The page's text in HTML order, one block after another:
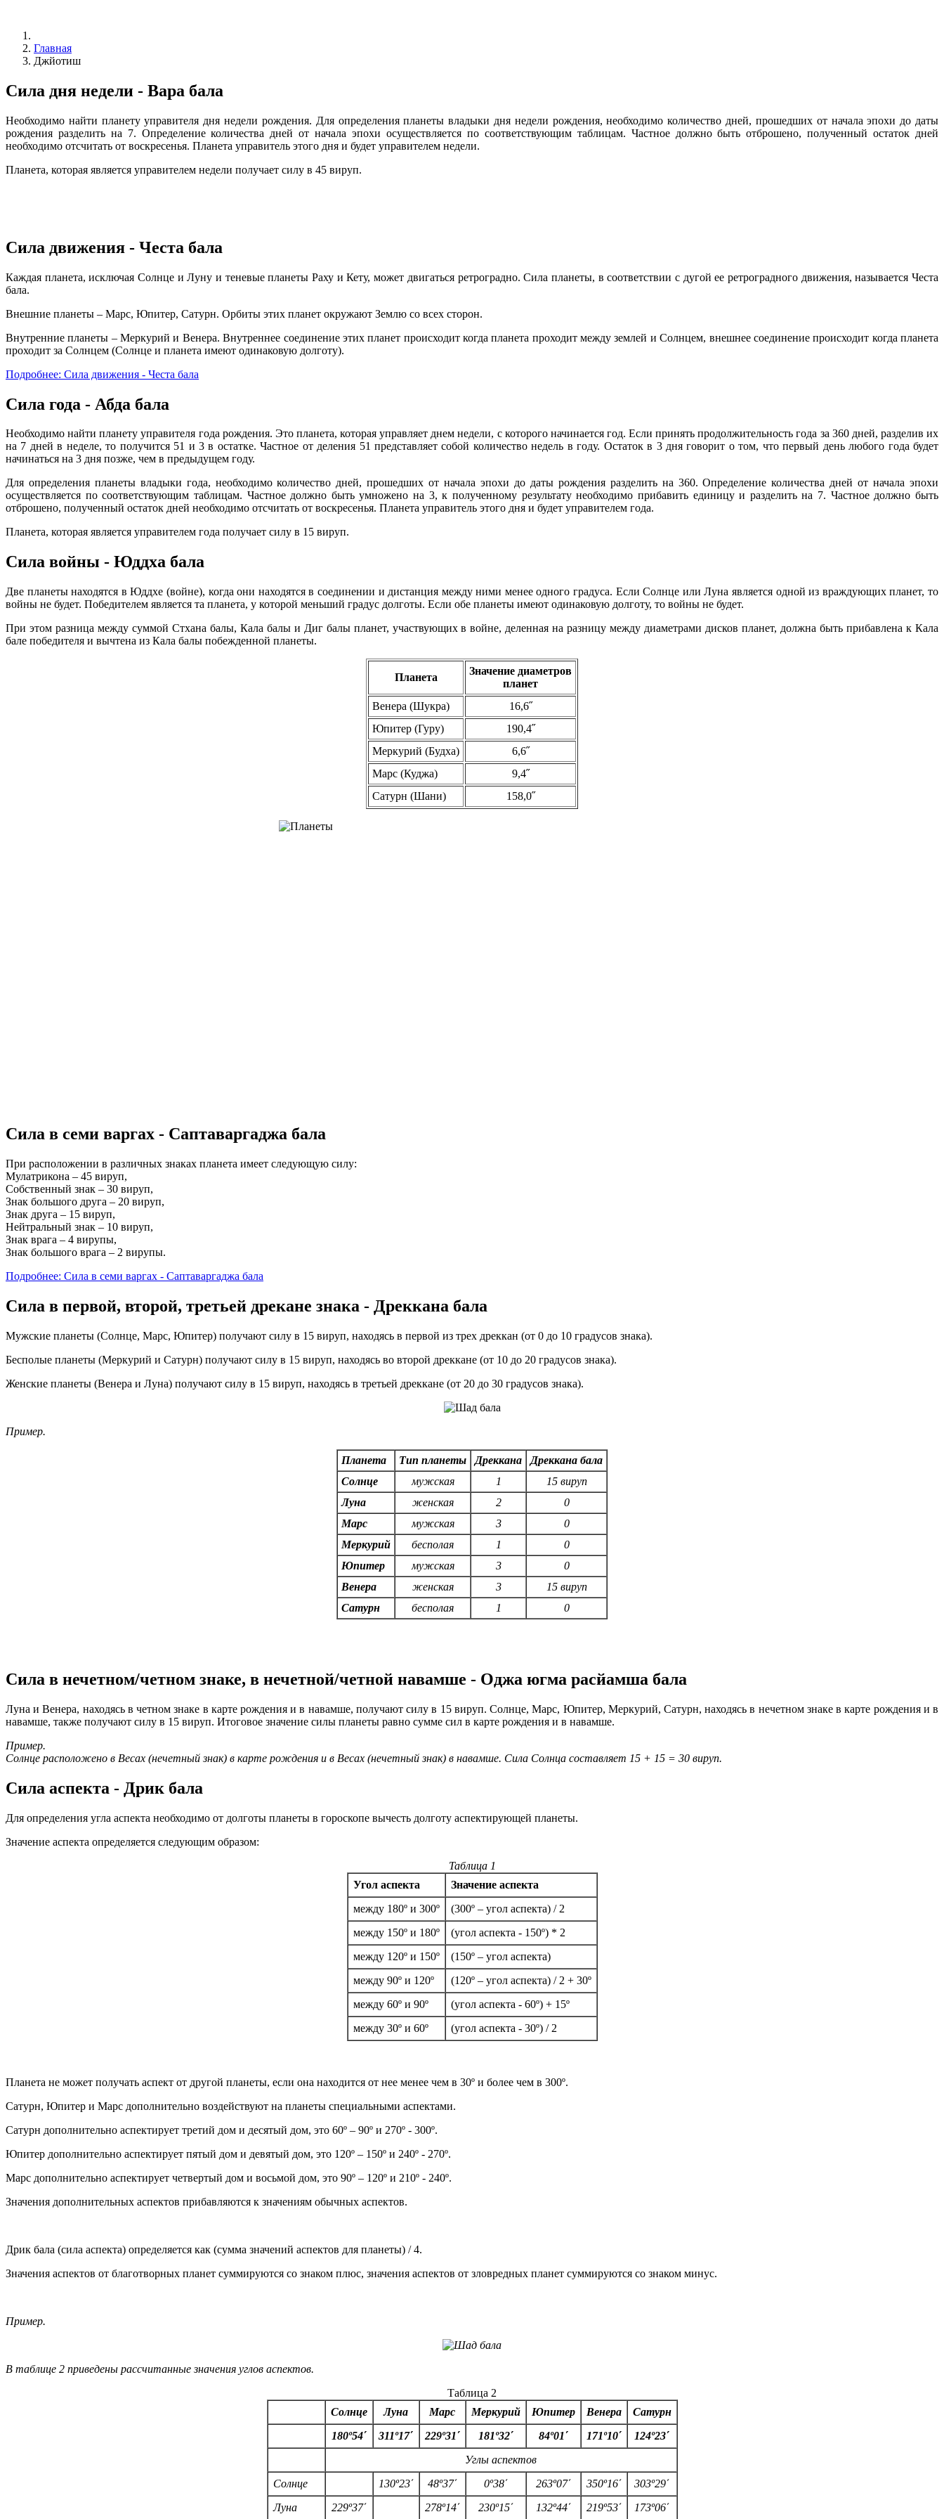
Главная
Джйотиш
Сила дня недели - Вара бала
Необходимо найти планету управителя дня недели рождения. Для определения планеты владыки дня недели рождения, необходимо количество дней, прошедших от начала эпохи до даты
рождения разделить на 7. Определение количества дней от начала эпохи осуществляется по соответствующим таблицам. Частное должно быть отброшено, полученный остаток дней
необходимо отсчитать от воскресенья. Планета управитель этого дня и будет управителем недели.
Планета, которая является управителем недели получает силу в 45 вируп.
Сила движения - Честа бала
Каждая планета, исключая Солнце и Луну и теневые планеты Раху и Кету, может двигаться ретроградно. Сила планеты, в соответствии с дугой ее ретроградного движения, называется Честа
бала.
Внешние планеты – Марс, Юпитер, Сатурн. Орбиты этих планет окружают Землю со всех сторон.
Внутренние планеты – Меркурий и Венера. Внутреннее соединение этих планет происходит когда планета проходит между землей и Солнцем, внешнее соединение происходит когда планета
проходит за Солнцем (Солнце и планета имеют одинаковую долготу).
Подробнее: Сила движения - Честа бала
Сила года - Абда бала
Необходимо найти планету управителя года рождения. Это планета, которая управляет днем недели, с которого начинается год. Если принять продолжительность года за 360 дней, разделив их
на 7 дней в неделе, то получится 51 и 3 в остатке. Частное от деления 51 представляет собой количество недель в году. Остаток в 3 дня говорит о том, что первый день любого года будет
начинаться на 3 дня позже, чем в предыдущем году.
Для определения планеты владыки года, необходимо количество дней, прошедших от начала эпохи до даты рождения разделить на 360. Определение количества дней от начала эпохи
осуществляется по соответствующим таблицам. Частное должно быть умножено на 3, к полученному результату необходимо прибавить единицу и разделить на 7. Частное должно быть
отброшено, полученный остаток дней необходимо отсчитать от воскресенья. Планета управитель этого дня и будет управителем года.
Планета, которая является управителем года получает силу в 15 вируп.
Сила войны - Юддха бала
Две планеты находятся в Юддхе (войне), когда они находятся в соединении и дистанция между ними менее одного градуса. Если Солнце или Луна является одной из враждующих планет, то
войны не будет. Победителем является та планета, у которой меньший градус долготы. Если обе планеты имеют одинаковую долготу, то войны не будет.
При этом разница между суммой Стхана балы, Кала балы и Диг балы планет, участвующих в войне, деленная на разницу между диаметрами дисков планет, должна быть прибавлена к Кала
бале победителя и вычтена из Кала балы побежденной планеты.
Планета
Значение диаметров
планет
Венера (Шукра)
16,6˝
Юпитер (Гуру)
190,4˝
Меркурий (Будха)
6,6˝
Марс (Куджа)
9,4˝
Сатурн (Шани)
158,0˝
Сила в семи варгах - Саптаваргаджа бала
При расположении в различных знаках планета имеет следующую силу:
Мулатрикона – 45 вируп,
Собственный знак – 30 вируп,
Знак большого друга – 20 вируп,
Знак друга – 15 вируп,
Нейтральный знак – 10 вируп,
Знак врага – 4 вирупы,
Знак большого врага – 2 вирупы.
Подробнее: Сила в семи варгах - Саптаваргаджа бала
Сила в первой, второй, третьей дрекане знака - Дреккана бала
Мужские планеты (Солнце, Марс, Юпитер) получают силу в 15 вируп, находясь в первой из трех дреккан (от 0 до 10 градусов знака).
Бесполые планеты (Меркурий и Сатурн) получают силу в 15 вируп, находясь во второй дреккане (от 10 до 20 градусов знака).
Женские планеты (Венера и Луна) получают силу в 15 вируп, находясь в третьей дреккане (от 20 до 30 градусов знака).
Пример.
Планета Тип планеты Дреккана
Дреккана бала
Солнце
мужская 1
15 вируп
Луна
женская 2
0
Марс
мужская 3
0
Меркурий
бесполая 1
0
Юпитер
мужская 3
0
Венера
женская 3
15 вируп
Сатурн
бесполая 1 0
Сила в нечетном/четном знаке, в нечетной/четной навамше - Оджа югма расйамша бала
Луна и Венера, находясь в четном знаке в карте рождения и в навамше, получают силу в 15 вируп. Солнце, Марс, Юпитер, Меркурий, Сатурн, находясь в нечетном знаке в карте рождения и в
навамше, также получают силу в 15 вируп. Итоговое значение силы планеты равно сумме сил в карте рождения и в навамше.
Пример.
Солнце расположено в Весах (нечетный знак) в карте рождения и в Весах (нечетный знак) в навамше. Сила Солнца составляет 15 + 15 = 30 вируп.
Сила аспекта - Дрик бала
Для определения угла аспекта необходимо от долготы планеты в гороскопе вычесть долготу аспектирующей планеты.
Значение аспекта определяется следующим образом:
Таблица 1
Угол аспекта
Значение аспекта
между 180º и 300º
(300º – угол аспекта) / 2
между 150º и 180º
(угол аспекта - 150º) * 2
между 120º и 150º
(150º – угол аспекта)
между 90º и 120º
(120º – угол аспекта) / 2 + 30º
между 60º и 90º
(угол аспекта - 60º) + 15º
между 30º и 60º
(угол аспекта - 30º) / 2
Планета не может получать аспект от другой планеты, если она находится от нее менее чем в 30º и более чем в 300º.
Сатурн, Юпитер и Марс дополнительно воздействуют на планеты специальными аспектами.
Сатурн дополнительно аспектирует третий дом и десятый дом, это 60º – 90º и 270º - 300º.
Юпитер дополнительно аспектирует пятый дом и девятый дом, это 120º – 150º и 240º - 270º.
Марс дополнительно аспектирует четвертый дом и восьмой дом, это 90º – 120º и 210º - 240º.
Значения дополнительных аспектов прибавляются к значениям обычных аспектов.
Дрик бала (сила аспекта) определяется как (сумма значений аспектов для планеты) / 4.
Значения аспектов от благотворных планет суммируются со знаком плюс, значения аспектов от зловредных планет суммируются со знаком минус.
Пример.
В таблице 2 приведены рассчитанные значения углов аспектов.
Таблица 2
Солнце
Луна Марс Меркурий Юпитер Венера
Сатурн
180º54΄
311º17΄ 229º31΄ 181º32΄ 84º01΄ 171º10΄
124º23΄
Углы аспектов
Солнце
130º23΄ 48º37΄ 0º38΄ 263º07΄ 350º16΄ 303º29΄
Луна
229º37΄ 278º14΄ 230º15΄ 132º44΄ 219º53΄ 173º06΄